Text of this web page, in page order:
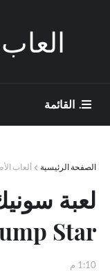
. القائمة
الصفحة الرئيسية ألعاب
لعبة
Star
1:10 م